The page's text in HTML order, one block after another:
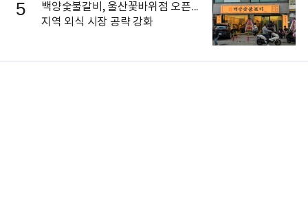
5
백양숯불갈비, 울산꽃바위점 오픈...
지역 외식 시장 공략 강화